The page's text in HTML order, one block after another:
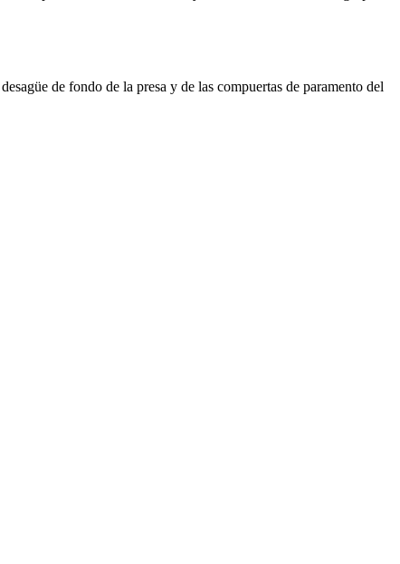
de fondo de la presa y de las compuertas de paramento del